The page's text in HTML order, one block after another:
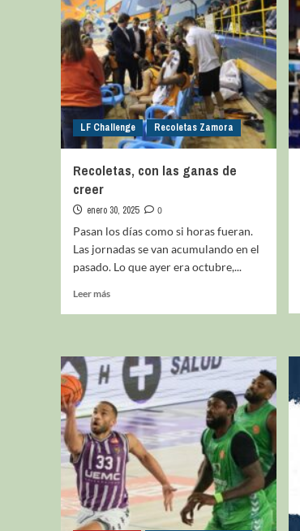
LF Challenge Recoletas Zamora
Recoletas, con las ganas de
creer
enero 30, 2025
0
Pasan los días como si horas fueran.
Las jornadas se van acumulando en el
pasado. Lo que ayer era octubre,...
Leer más